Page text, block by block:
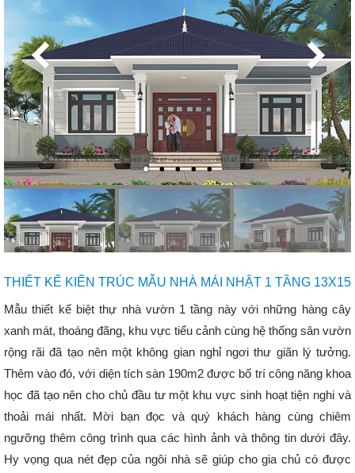
THIẾT KẾ KIẾN TRÚC MẪU NHÀ MÁI NHẬT 1 TẦNG 13X15
Mẫu thiết kế biệt thự nhà vườn 1 tầng này với những hàng cây
xanh mát, thoáng đãng, khu vực tiểu cảnh cùng hệ thống sân vườn
rộng rãi đã tạo nên một không gian nghỉ ngơi thư giãn lý tưởng.
Thêm vào đó, với diện tích sàn 190m2 được bố trí công năng khoa
học đã tạo nên cho chủ đầu tư một khu vực sinh hoạt tiện nghi và
thoải mái nhất. Mời bạn đọc và quý khách hàng cùng chiêm
ngưỡng thêm công trình qua các hình ảnh và thông tin dưới đây.
Hy vọng qua nét đẹp của ngôi nhà sẽ giúp cho gia chủ có được